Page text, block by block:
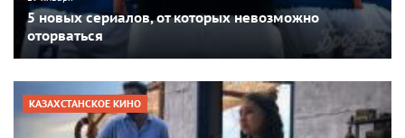
5 новых сериалов, от которых невозможно
оторваться
КАЗАХСТАНСКОЕ КИНО